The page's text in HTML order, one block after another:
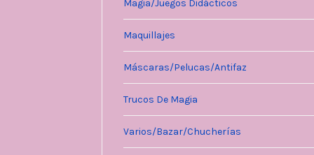
Magia/Juegos Didácticos
Maquillajes
Máscaras/Pelucas/Antifaz
Trucos De Magia
Varios/Bazar/Chucherías